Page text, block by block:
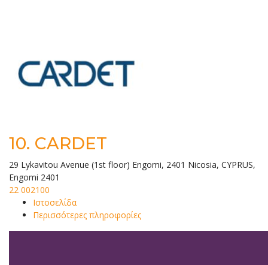
10. CARDET
29 Lykavitou Avenue (1st floor) Engomi, 2401 Nicosia, CYPRUS,
Engomi 2401
22 002100
Ιστοσελίδα
Περισσότερες πληροφορίες